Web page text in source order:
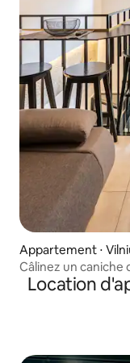
Appartement ⋅
Câlinez un caniche
Location